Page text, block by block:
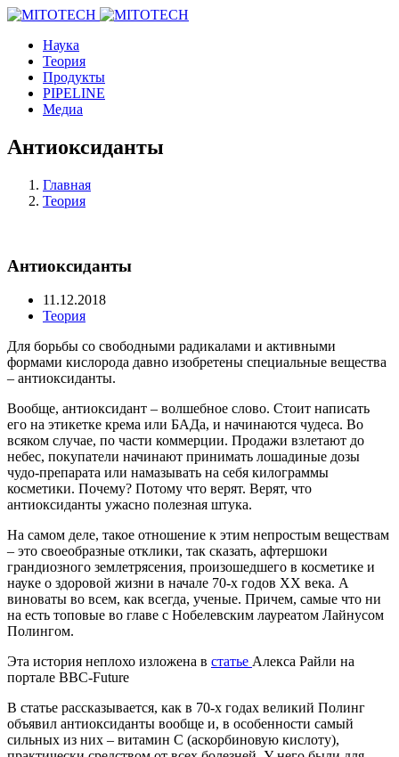
Наука
Теория
Продукты
PIPELINE
Медиа
Антиоксиданты
Главная
Теория
Антиоксиданты
11.12.2018
Теория
Для борьбы со свободными радикалами и активными
формами кислорода давно изобретены специальные вещества
– антиоксиданты.
Вообще, антиоксидант – волшебное слово. Стоит написать
его на этикетке крема или БАДа, и начинаются чудеса. Во
всяком случае, по части коммерции. Продажи взлетают до
небес, покупатели начинают принимать лошадиные дозы
чудо-препарата или намазывать на себя килограммы
косметики. Почему? Потому что верят. Верят, что
антиоксиданты ужасно полезная штука.
На самом деле, такое отношение к этим непростым веществам
– это своеобразные отклики, так сказать, афтершоки
грандиозного землетрясения, произошедшего в косметике и
науке о здоровой жизни в начале 70-х годов XX века. А
виноваты во всем, как всегда, ученые. Причем, самые что ни
на есть топовые во главе с Нобелевским лауреатом Лайнусом
Полингом.
Эта история неплохо изложена в статье Алекса Райли на
портале BBC-Future
В статье рассказывается, как в 70-х годах великий Полинг
объявил антиоксиданты вообще и, в особенности самый
сильных из них – витамин С (аскорбиновую кислоту),